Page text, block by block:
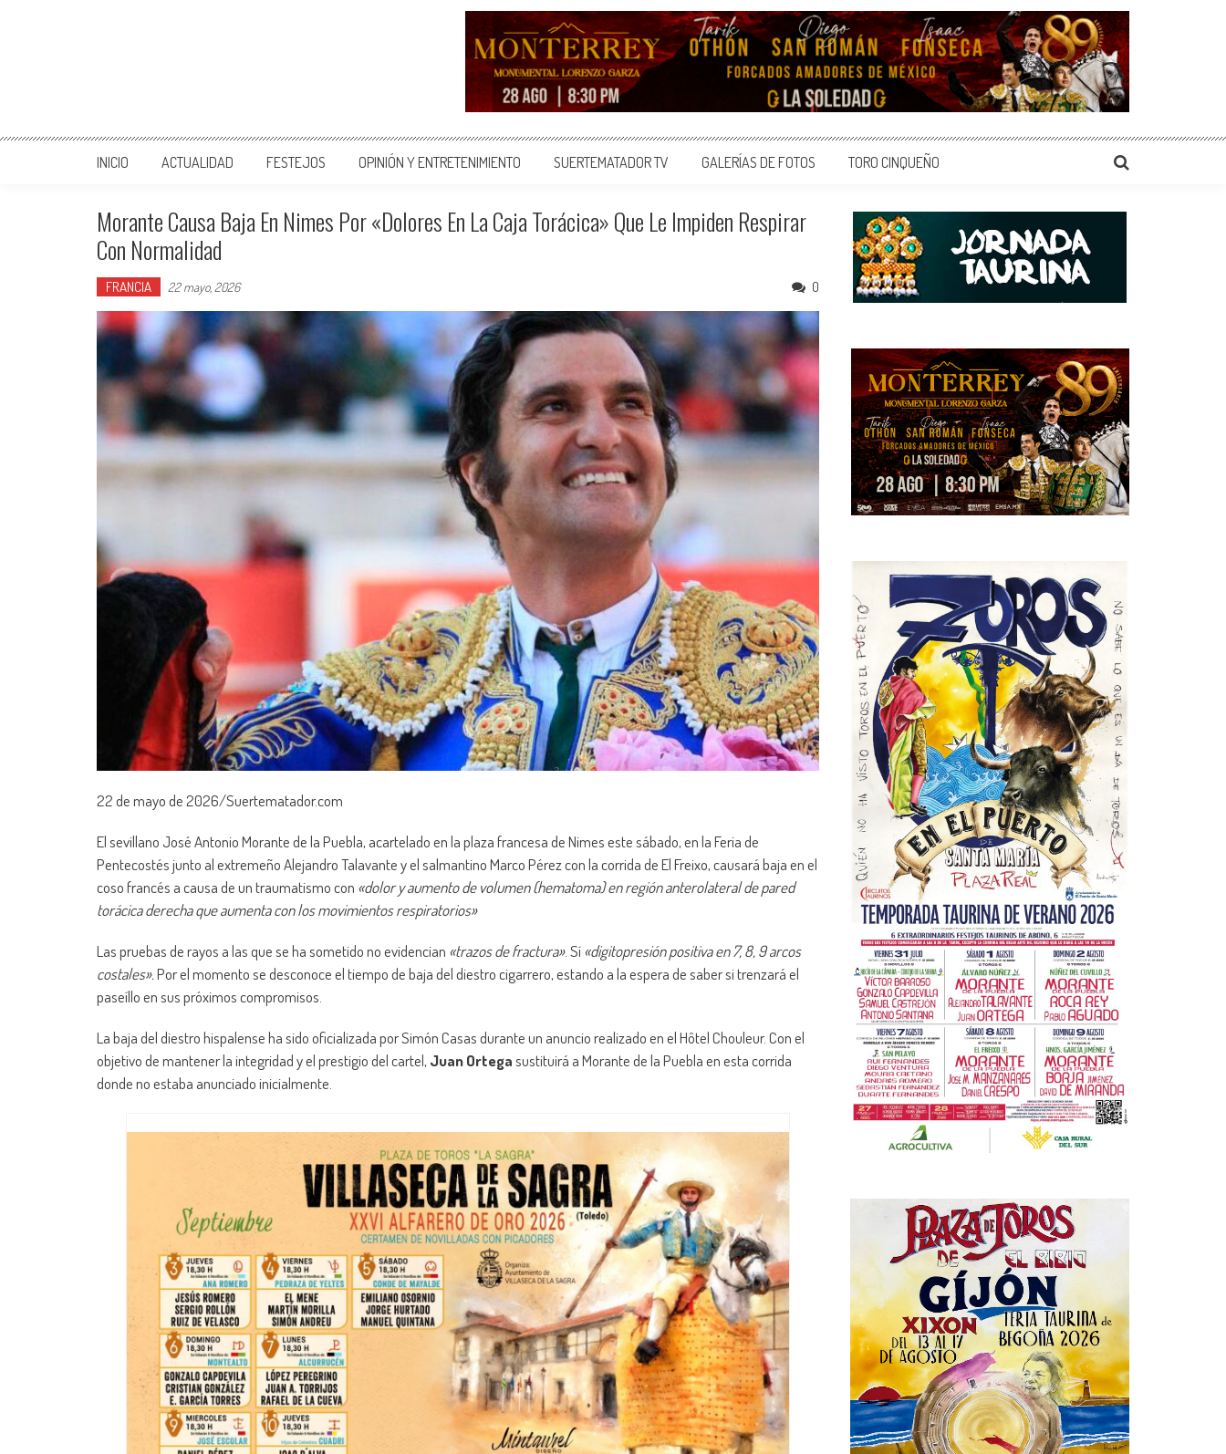
INICIO ACTUALIDAD FESTEJOS OPINIÓN Y ENTRETENIMIENTO SUERTEMATADOR TV GALERÍAS DE FOTOS TORO CINQUEÑO
Morante Causa Baja En Nimes Por «dolores En La Caja Torácica» Que Le Impiden Respirar
Con Normalidad
FRANCIA 22 mayo, 2026 0
22 de mayo de 2026/Suertematador.com
El sevillano José Antonio Morante de la Puebla, acartelado en la plaza francesa de Nimes este sábado, en la Feria de
Pentecostés junto al extremeño Alejandro Talavante y el salmantino Marco Pérez con la corrida de El Freixo, causará baja en el
coso francés a causa de un traumatismo con «dolor y aumento de volumen (hematoma) en región anterolateral de pared
torácica derecha que aumenta con los movimientos respiratorios»
Las pruebas de rayos a las que se ha sometido no evidencian «trazos de fractura». Sí«digitopresión positiva en 7, 8, 9 arcos
costales».Por el momento se desconoce el tiempo de baja del diestro cigarrero, estando a la espera de saber si trenzará el
paseíllo en sus próximos compromisos.
La baja del diestro hispalense ha sido oficializada por Simón Casas durante un anuncio realizado en el Hôtel Chouleur. Con el
objetivo de mantener la integridad y el prestigio del cartel, Juan Ortegasustituirá a Morante de la Puebla en esta corrida
donde no estaba anunciado inicialmente.